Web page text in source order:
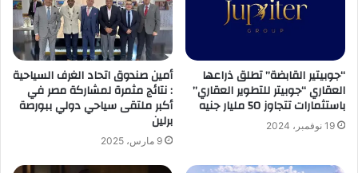
“جوبيتير القابضة” تطلق ذراعها
العقاري “جوبيتر للتطوير العقاري”
باستثمارات تتجاوز 50 مليار جنيه
19 نوفمبر، 2024
أمين صندوق اتحاد الغرف السياحية
: نتائج مثمرة لمشاركة مصر في
أكبر ملتقى سياحي دولي ببورصة
برلين
9 مارس، 2025